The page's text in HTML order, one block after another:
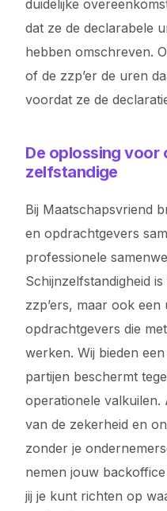
duidelijke
dat ze de declarabele
hebben omschreven.
of de zzp’er de uren
voordat ze de
De oplossing voor
zelfstandige
Bij Maatschapsvriend
en opdrachtgevers
professionele
Schijnzelfstandigheid
zzp’ers, maar ook een
opdrachtgevers die
werken. Wij bieden
partijen beschermt
operationele valkuilen.
van de zekerheid en
zonder je
nemen jouw
jij je kunt richten op